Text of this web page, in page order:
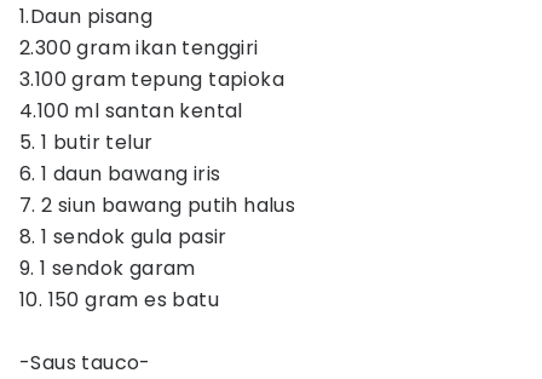
1.Daun pisang
2.300 gram ikan tenggiri
3.100 gram tepung tapioka
4.100 ml santan kental
5. 1 butir telur
6. 1 daun bawang iris
7. 2 siun bawang putih halus
8. 1 sendok gula pasir
9. 1 sendok garam
10. 150 gram es batu
-Saus tauco-